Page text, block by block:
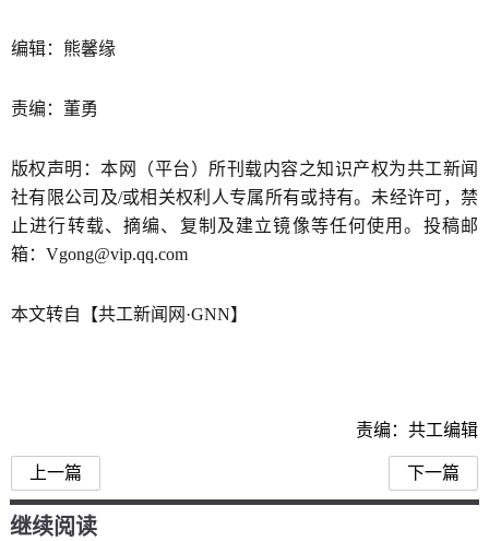
编辑：熊馨缘
责编：董勇
版权声明：本网（平台）所刊载内容之知识产权为共工新闻
社有限公司及/或相关权利人专属所有或持有。未经许可，禁
止进行转载、摘编、复制及建立镜像等任何使用。投稿邮
箱：Vgong@vip.qq.com
本文转自【共工新闻网·GNN】
责编：共工编辑
上一篇 下一篇
继续阅读